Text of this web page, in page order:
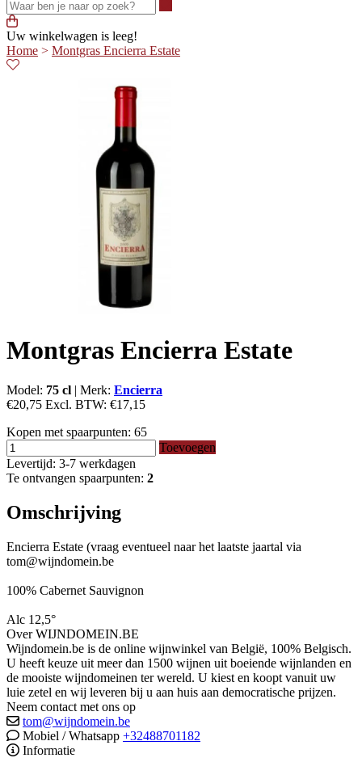
Uw winkelwagen is leeg!
Home > Montgras Encierra Estate
Montgras Encierra Estate
Model: 75 cl | Merk: Encierra
€20,75 Excl. BTW: €17,15
Kopen met spaarpunten: 65
Toevoegen
Levertijd: 3-7 werkdagen
Te ontvangen spaarpunten: 2
Omschrijving
Encierra Estate (vraag eventueel naar het laatste jaartal via
tom@wijndomein.be
100% Cabernet Sauvignon
Alc 12,5°
Over WIJNDOMEIN.BE
Wijndomein.be is de online wijnwinkel van België, 100% Belgisch.
U heeft keuze uit meer dan 1500 wijnen uit boeiende wijnlanden en
de mooiste wijndomeinen ter wereld. U kiest en koopt vanuit uw
luie zetel en wij leveren bij u aan huis aan democratische prijzen.
Neem contact met ons op
tom@wijndomein.be
Mobiel / Whatsapp +32488701182
Informatie